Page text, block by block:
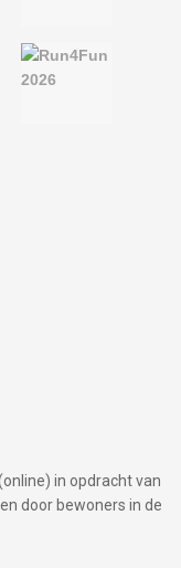
in opdracht van
door bewoners in de